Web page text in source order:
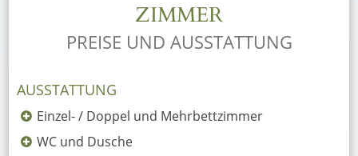
ZIMMER
PREISE UND AUSSTATTUNG
AUSSTATTUNG
Einzel- / Doppel und Mehrbettzimmer
WC und Dusche